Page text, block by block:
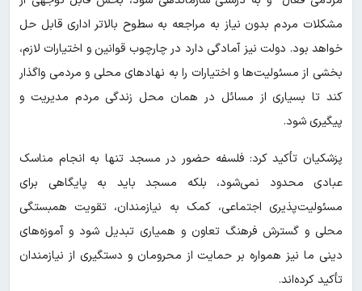
مشکلات مردم بدون نیاز به مراجعه به سطوح بالاتر اداری قابل حل
خواهد بود. دولت نیز آمادگی دارد در چارچوب قوانین و اختیارات لازم،
بخشی از مسئولیت‌ها و اختیارات را به نهادهای محلی و مردمی واگذار
کند تا بسیاری از مسائل در همان محل زندگی مردم مدیریت و
پیگیری شود.
پزشکیان تأکید کرد: فلسفه حضور در مسجد تنها به انجام مناسک
عبادی محدود نمی‌شود، بلکه مسجد باید به پایگاهی برای
مسئولیت‌پذیری اجتماعی، کمک به نیازمندان، تقویت همبستگی
محلی و گسترش فرهنگ تعاون و همیاری تبدیل شود و آموزه‌های
دینی ما نیز همواره بر حمایت از محرومان و دستگیری از نیازمندان
تأکید کرده‌اند.